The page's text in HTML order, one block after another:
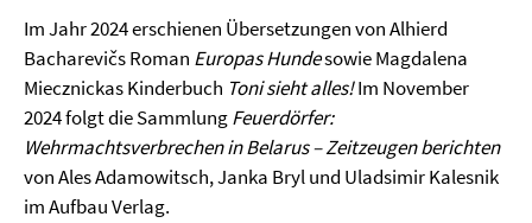
Im Jahr 2024 erschienen Übersetzungen von Alhierd
Bacharevičs Roman Europas Hundesowie Magdalena
Miecznickas Kinderbuch Toni sieht alles!Im November
2024 folgt die SammlungFeuerdörfer:
Wehrmachtsverbrechen in Belarus – Zeitzeugen berichten
von Ales Adamowitsch, Janka Bryl und Uladsimir Kalesnik
im Aufbau Verlag.